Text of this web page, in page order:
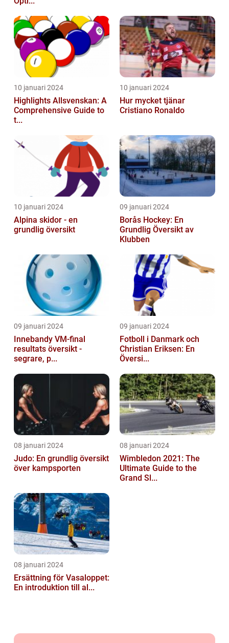
10 januari 2024
Highlights Allsvenskan: A
Comprehensive Guide to
t...
10 januari 2024
Hur mycket tjänar
Cristiano Ronaldo
10 januari 2024
Alpina skidor - en
grundlig översikt
09 januari 2024
Borås Hockey: En
Grundlig Översikt av
Klubben
09 januari 2024
Innebandy VM-final
resultats översikt -
segrare, p...
09 januari 2024
Fotboll i Danmark och
Christian Eriksen: En
Översi...
08 januari 2024
Judo: En grundlig översikt
över kampsporten
08 januari 2024
Wimbledon 2021: The
Ultimate Guide to the
Grand Sl...
08 januari 2024
Ersättning för Vasaloppet:
En introduktion till al...